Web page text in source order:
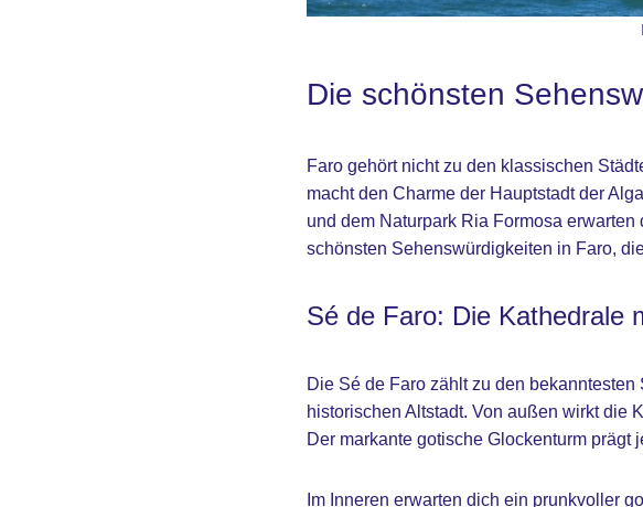
Die schönsten
Faro gehört nicht zu den klassischen
macht den Charme der Hauptstadt der
und dem Naturpark Ria Formosa
schönsten Sehenswürdigkeiten in Faro,
Sé de Faro: Die Kathedrale
Die Sé de Faro zählt zu den
historischen Altstadt. Von außen wirkt die
Der markante gotische Glockenturm
Im Inneren erwarten dich ein prunkvoller